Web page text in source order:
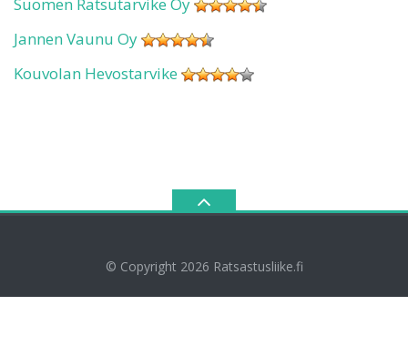
Jannen Vaunu Oy
Kouvolan Hevostarvike
© Copyright 2026 Ratsastusliike.fi